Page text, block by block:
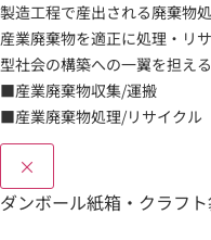
製造工程で産出される廃棄物処
産業廃棄物を適正に処理・リ
型社会の構築への一翼を担え
■産業廃棄物収集/運搬
■産業廃棄物処理/リサイクル
×
ダンボール紙箱・クラフ